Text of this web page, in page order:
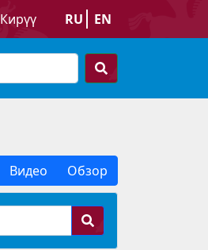
Кирүү RU EN
Видео Обзор